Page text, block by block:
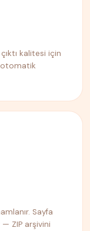
kalitesi için
Sayfa
ZIP arşivini